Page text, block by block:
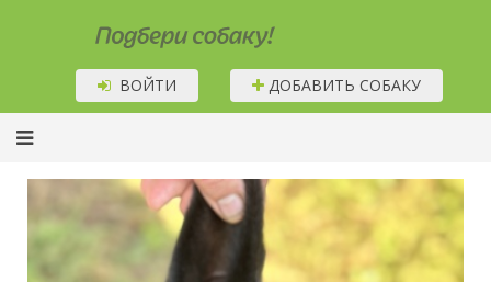
Подбери собаку!
ВОЙТИ ДОБАВИТЬ СОБАКУ